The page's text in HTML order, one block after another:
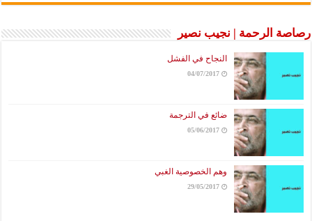
رصاصة الرحمة | نجيب نصير
النجاح في الفشل
04/07/2017
ضائع في الترجمة
05/06/2017
وهم الخصوصية الغبي
29/05/2017